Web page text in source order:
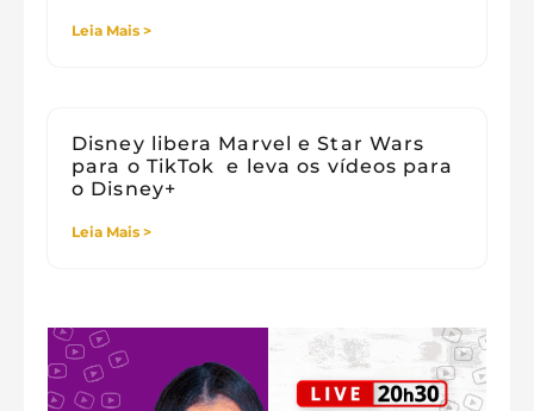
Leia Mais >
Disney libera Marvel e Star Wars
para o TikTok e leva os vídeos para
o Disney+
Leia Mais >